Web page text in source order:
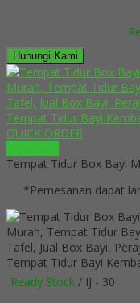
Hubungi Kami
QUICK ORDER
Tempat Tidur Box Bayi
*Pemesanan dapat
Ready Stock / IJ - 30